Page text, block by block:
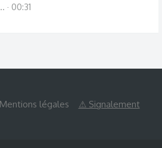
00:31
Mentions légales ⚠ Signalement